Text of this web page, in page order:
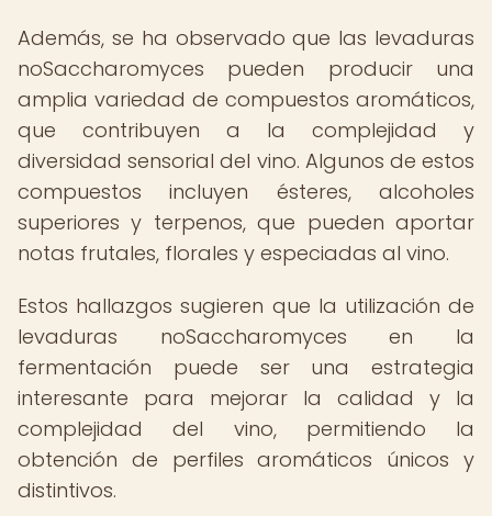
Además, se ha observado que las levaduras
noSaccharomyces pueden producir una
amplia variedad de compuestos aromáticos,
que contribuyen a la complejidad y
diversidad sensorial del vino. Algunos de estos
compuestos incluyen ésteres, alcoholes
superiores y terpenos, que pueden aportar
notas frutales, florales y especiadas al vino.
Estos hallazgos sugieren que la utilización de
levaduras noSaccharomyces en la
fermentación puede ser una estrategia
interesante para mejorar la calidad y la
complejidad del vino, permitiendo la
obtención de perfiles aromáticos únicos y
distintivos.